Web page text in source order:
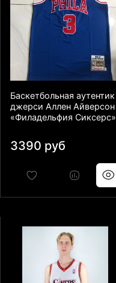
Баскетбольная аутентик
джерси Аллен Айверсон
«Филадельфия Сиксерс»
3390 руб